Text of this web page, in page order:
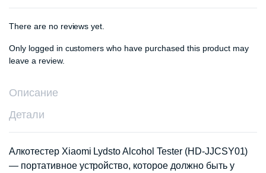
There are no reviews yet.
Only logged in customers who have purchased this product may
leave a review.
Описание
Детали
Алкотестер Xiaomi Lydsto Alcohol Tester (HD-JJCSY01)
— портативное устройство, которое должно быть у